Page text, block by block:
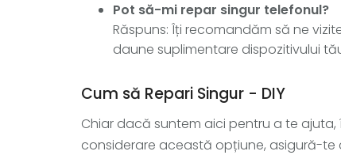
Pot să-mi repar singur telefonul?
Răspuns: Îți recomandăm să ne
daune suplimentare dispozitivului
Cum să Repari Singur - DIY
Chiar dacă suntem aici pentru a te
considerare această opțiune, asigură-